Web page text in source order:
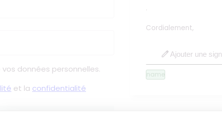
données personnelles.
et la confidentialité
.
Cordialement,
edit Ajouter une
name